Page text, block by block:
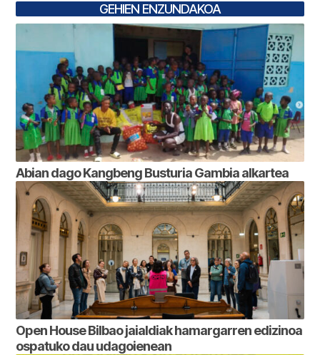
GEHIEN ENZUNDAKOA
Abian dago Kangbeng Busturia Gambia alkartea
Open House Bilbao jaialdiak hamargarren edizinoa
ospatuko dau udagoienean